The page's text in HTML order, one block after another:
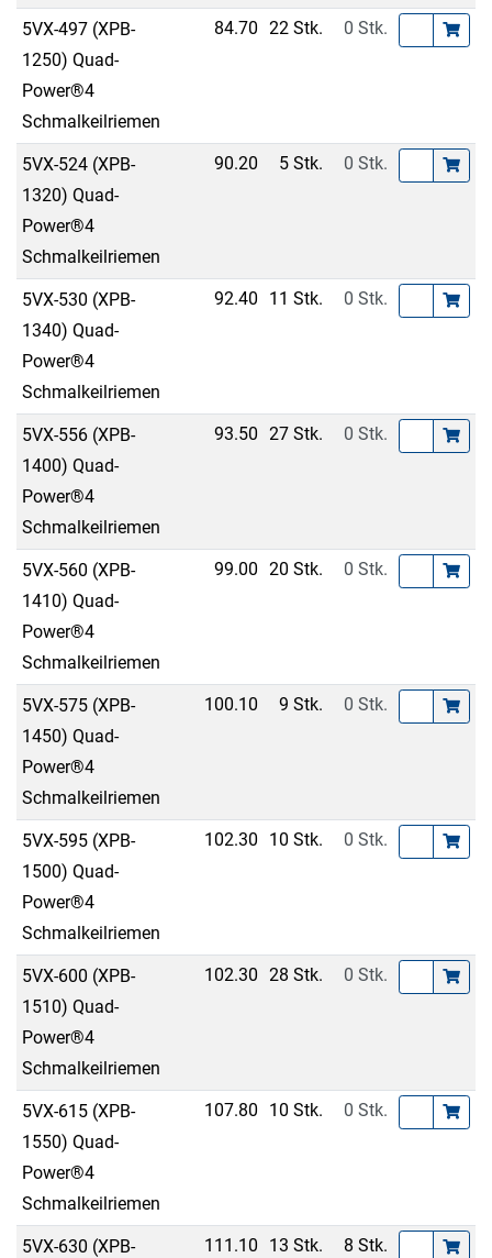
5VX-497 (XPB-
1250) Quad-
Power®4
Schmalkeilriemen
84.70 22 Stk. 0 Stk.
5VX-524 (XPB-
1320) Quad-
Power®4
Schmalkeilriemen
90.20 5 Stk. 0 Stk.
5VX-530 (XPB-
1340) Quad-
Power®4
Schmalkeilriemen
92.40 11 Stk. 0 Stk.
5VX-556 (XPB-
1400) Quad-
Power®4
Schmalkeilriemen
93.50 27 Stk. 0 Stk.
5VX-560 (XPB-
1410) Quad-
Power®4
Schmalkeilriemen
99.00 20 Stk. 0 Stk.
5VX-575 (XPB-
1450) Quad-
Power®4
Schmalkeilriemen
100.10 9 Stk. 0 Stk.
5VX-595 (XPB-
1500) Quad-
Power®4
Schmalkeilriemen
102.30 10 Stk. 0 Stk.
5VX-600 (XPB-
1510) Quad-
Power®4
Schmalkeilriemen
102.30 28 Stk. 0 Stk.
5VX-615 (XPB-
1550) Quad-
Power®4
Schmalkeilriemen
107.80 10 Stk. 0 Stk.
5VX-630 (XPB-
111.10 13 Stk. 8 Stk.